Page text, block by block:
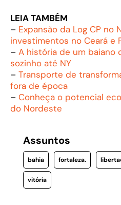
LEIA TAMBÉM
– Expansão da Log CP no
investimentos no Ceará e
– A história de um baiano
sozinho até NY
– Transporte de
fora de época
– Conheça o potencial
do Nordeste
Assuntos
bahia fortaleza.
vitória